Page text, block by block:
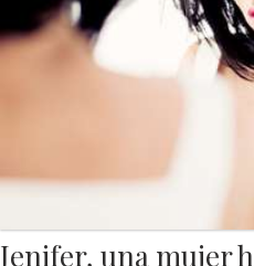
Jenifer, una mujer